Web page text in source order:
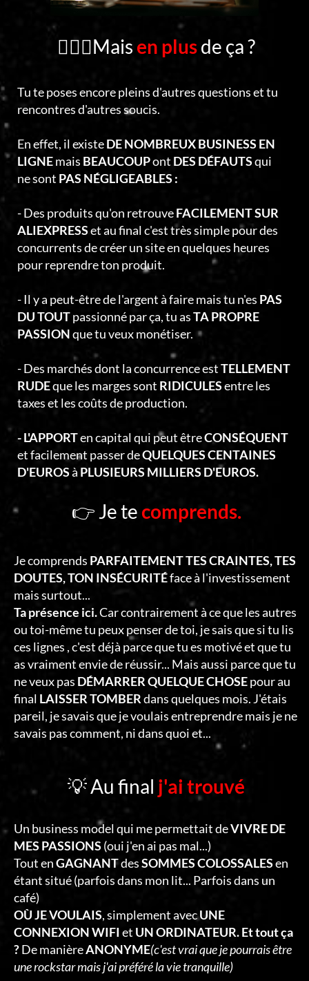
🤦🏻‍♂️Maisen plusde ça ?
Tu te poses encore pleins d'autres questions et tu
rencontres d'autres soucis.
En effet, il existeDE NOMBREUX BUSINESS EN
LIGNEmais BEAUCOUPont DES DÉFAUTSqui
ne sont PAS NÉGLIGEABLES :
- Des produits qu'on retrouveFACILEMENT SUR
ALIEXPRESSet au final c'est très simple pour des
concurrents de créer un site en quelques heures
pour reprendre ton produit.
- Il y a peut-être de l'argent à faire mais tu n'es PAS
DU TOUTpassionné par ça, tu asTA PROPRE
PASSIONque tu veux monétiser.
- Des marchés dont la concurrence estTELLEMENT
RUDEque les marges sont RIDICULESentre les
taxes et les coûts de production.
- L'APPORTen capital qui peut êtreCONSÉQUENT
et facilement passer deQUELQUES CENTAINES
D'EUROSà PLUSIEURS MILLIERS D'EUROS.
👉 Je tecomprends.
Je comprends PARFAITEMENT TES CRAINTES, TES
DOUTES, TON INSÉCURITÉface à l'investissement
mais surtout...
Ta présence ici.Car contrairement à ce que les autres
ou toi-même tu peux penser de toi, je sais que si tu lis
ces lignes , c'est déjà parce que tu es motivé et que tu
as vraiment envie de réussir... Mais aussi parce que tu
ne veux pas DÉMARRER QUELQUE CHOSEpour au
final LAISSER TOMBERdans quelques mois. J'étais
pareil, je savais que je voulais entreprendre mais je ne
savais pas comment, ni dans quoi et...
💡 Au final j'ai trouvé
Un business model qui me permettait deVIVRE DE
MES PASSIONS (oui j'en ai pas mal...)
Tout enGAGNANTdesSOMMES COLOSSALESen
étant situé (parfois dans mon lit... Parfois dans un
café)
OÙ JE VOULAIS, simplement avecUNE
CONNEXION WIFI et UN ORDINATEUR. Et tout ça
?De manièreANONYME(c'est vrai que je pourrais être
une rockstar mais j'ai préféré la vie tranquille)